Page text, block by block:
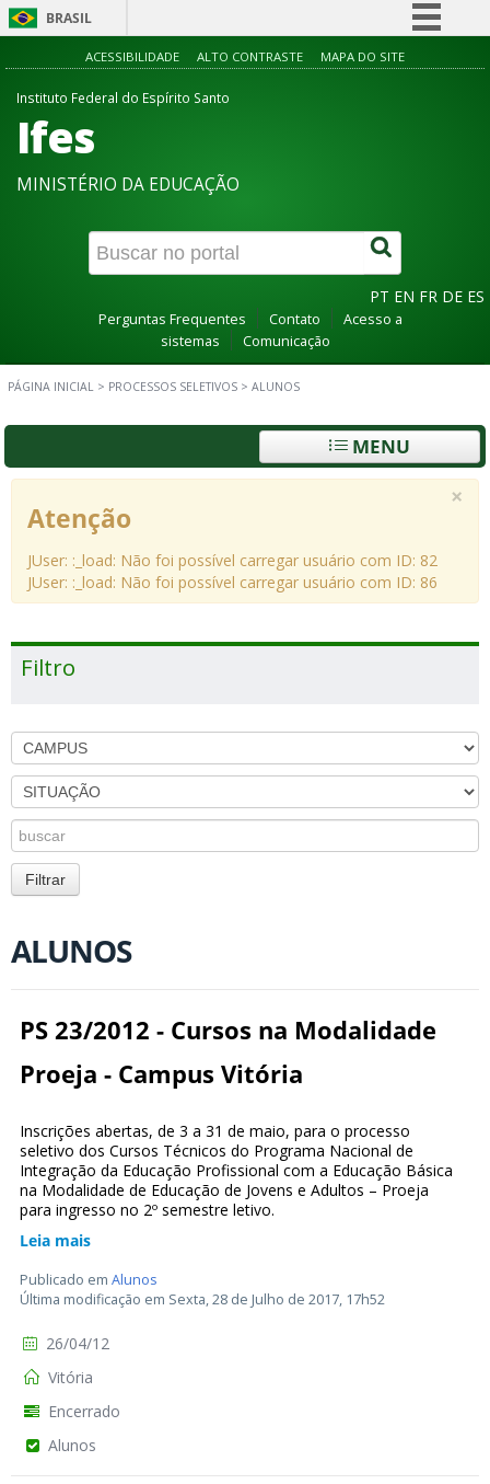
BRASIL
Simplifique!
Canais
ACESSIBILIDADE ALTO CONTRASTE MAPA DO SITE
Instituto Federal do Espírito Santo
Ifes
MINISTÉRIO DA EDUCAÇÃO
PT EN FR DE ES
Perguntas Frequentes Contato
Acesso a
sistemas
Comunicação
PÁGINA INICIAL > PROCESSOS SELETIVOS > ALUNOS
MENU
×
Atenção
JUser: :_load: Não foi possível carregar usuário com ID: 82
JUser: :_load: Não foi possível carregar usuário com ID: 86
Filtro
ALUNOS
PS 23/2012 - Cursos na Modalidade
Proeja - Campus Vitória
Inscrições abertas, de 3 a 31 de maio, para o processo
seletivo dos Cursos Técnicos do Programa Nacional de
Integração da Educação Profissional com a Educação Básica
na Modalidade de Educação de Jovens e Adultos – Proeja
para ingresso no 2º semestre letivo.
Leia mais
Publicado em Alunos
Última modificação em Sexta, 28 de Julho de 2017, 17h52
26/04/12
Vitória
Encerrado
Alunos